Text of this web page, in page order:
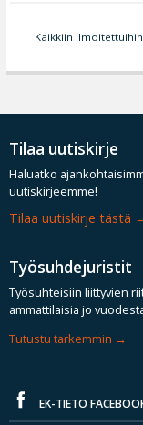
Kaikkiin
Tilaa uutiskirje
Haluatko
uutiskirjeemme!
Tilaa uutiskirje tästä
Työsuhdejuristit
Työsuhteisiin liittyvien
ammattilaisia jo
Tutustu tarkemmin
EK-TIETO